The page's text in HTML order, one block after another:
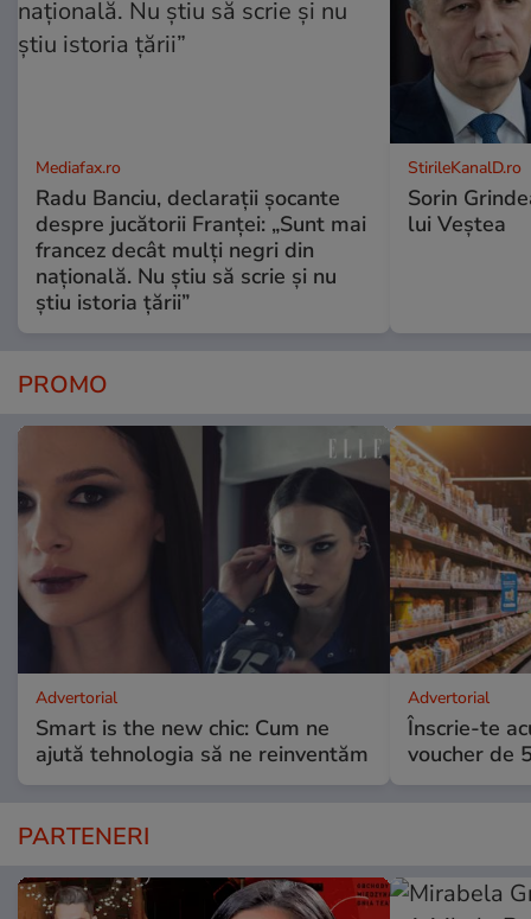
Mediafax.ro
Radu Banciu, declarații șocante
despre jucătorii Franței: „Sunt mai
francez decât mulți negri din
națională. Nu știu să scrie și nu
știu istoria țării”
StirileKanalD.ro
Sorin
lui Veștea
PROMO
Advertorial
Smart is the new chic: Cum ne
ajută tehnologia să ne reinventăm
Advertorial
Înscrie-te
voucher de
PARTENERI